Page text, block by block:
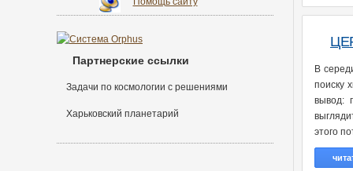
В
поиску
вывод:
этого
Партнерские ссылки
Задачи по космологии с решениями
Харьковский планетарий